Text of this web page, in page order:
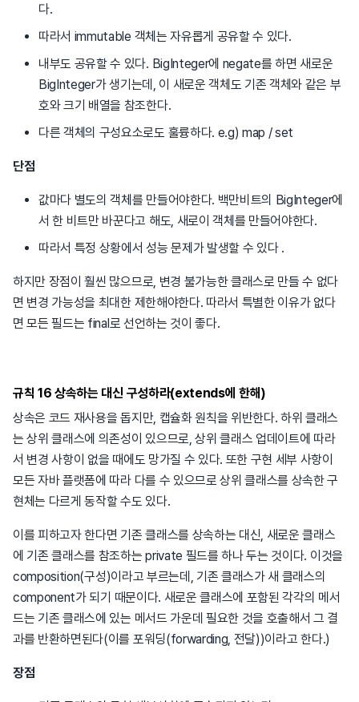
다.
따라서 immutable 객체는 자유롭게 공유할 수 있다.
내부도 공유할 수 있다. BigInteger에 negate를 하면 새로운
BigInteger가 생기는데, 이 새로운 객체도 기존 객체와 같은 부
호와 크기 배열을 참조한다.
다른 객체의 구성요소로도 훌륭하다. e.g) map / set
단점
값마다 별도의 객체를 만들어야한다. 백만비트의 BigInteger에
서 한 비트만 바꾼다고 해도, 새로이 객체를 만들어야한다.
따라서 특정 상황에서 성능 문제가 발생할 수 있다 .
하지만 장점이 훨씬 많으므로, 변경 불가능한 클래스로 만들 수 없다
면 변경 가능성을 최대한 제한해야한다. 따라서 특별한 이유가 없다
면 모든 필드는 final로 선언하는 것이 좋다.
규칙 16 상속하는 대신 구성하라(extends에 한해)
상속은 코드 재사용을 돕지만, 캡슐화 원칙을 위반한다. 하위 클래스
는 상위 클래스에 의존성이 있으므로, 상위 클래스 업데이트에 따라
서 변경 사항이 없을 때에도 망가질 수 있다. 또한 구현 세부 사항이
모든 자바 플랫폼에 따라 다를 수 있으므로 상위 클래스를 상속한 구
현체는 다르게 동작할 수도 있다.
이를 피하고자 한다면 기존 클래스를 상속하는 대신, 새로운 클래스
에 기존 클래스를 참조하는 private 필드를 하나 두는 것이다. 이것을
composition(구성)이라고 부르는데, 기존 클래스가 새 클래스의
component가 되기 때문이다. 새로운 클래스에 포함된 각각의 메서
드는 기존 클래스에 있는 메서드 가운데 필요한 것을 호출해서 그 결
과를 반환하면된다(이를 포워딩(forwarding, 전달))이라고 한다.)
장점